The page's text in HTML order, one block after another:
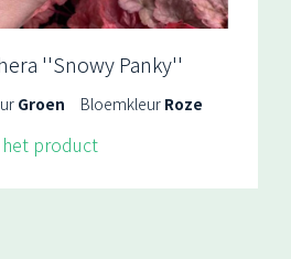
''Snowy Panky''
Groen Bloemkleur Roze
het product